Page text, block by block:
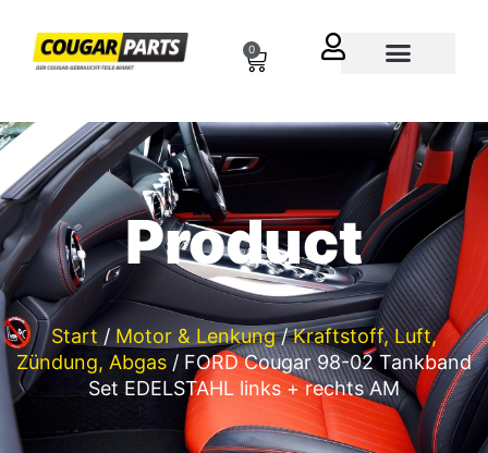
Inhalt
springen
0
Cart
Product
Start / Motor & Lenkung/Kraftstoff, Luft,
Zündung, Abgas / FORD Cougar 98-02 Tankband
Set EDELSTAHL links + rechts AM